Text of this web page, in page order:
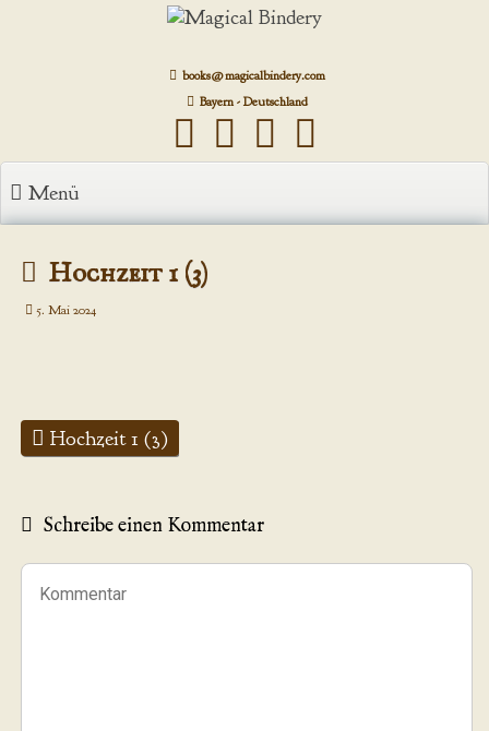
books@magicalbindery.com
Bayern - Deutschland
Menü
Hochzeit 1 (3)
5. Mai 2024
Hochzeit 1 (3)
Schreibe einen Kommentar